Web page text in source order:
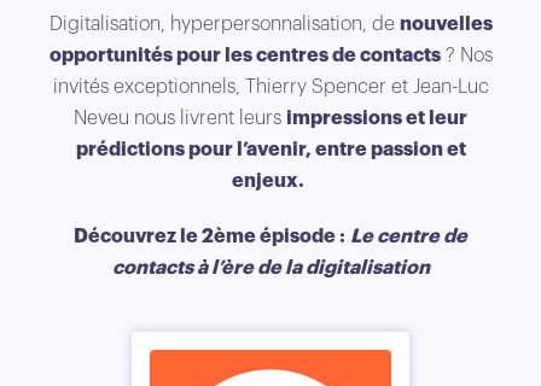
Digitalisation, hyperpersonnalisation, de nouvelles
opportunités pour les centres de contacts ? Nos
invités exceptionnels, Thierry Spencer et Jean-Luc
Neveu nous livrent leurs impressions et leur
prédictions pour l’avenir, entre passion et
enjeux.
Découvrez le 2ème épisode : Le centre de
contacts à l’ère de la digitalisation